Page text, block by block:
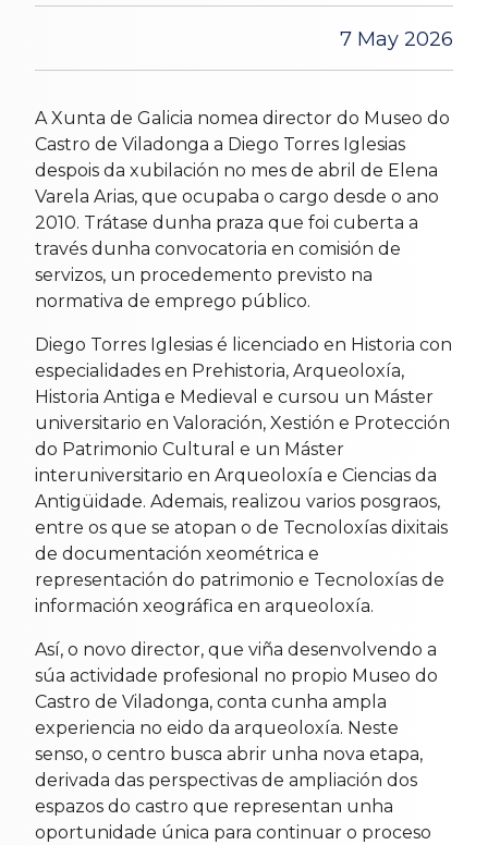
7 May 2026
A Xunta de Galicia nomea director do Museo do
Castro de Viladonga a Diego Torres Iglesias
despois da xubilación no mes de abril de Elena
Varela Arias, que ocupaba o cargo desde o ano
2010. Trátase dunha praza que foi cuberta a
través dunha convocatoria en comisión de
servizos, un procedemento previsto na
normativa de emprego público.
Diego Torres Iglesias é licenciado en Historia con
especialidades en Prehistoria, Arqueoloxía,
Historia Antiga e Medieval e cursou un Máster
universitario en Valoración, Xestión e Protección
do Patrimonio Cultural e un Máster
interuniversitario en Arqueoloxía e Ciencias da
Antigüidade. Ademais, realizou varios posgraos,
entre os que se atopan o de Tecnoloxías dixitais
de documentación xeométrica e
representación do patrimonio e Tecnoloxías de
información xeográfica en arqueoloxía.
Así, o novo director, que viña desenvolvendo a
súa actividade profesional no propio Museo do
Castro de Viladonga, conta cunha ampla
experiencia no eido da arqueoloxía. Neste
senso, o centro busca abrir unha nova etapa,
derivada das perspectivas de ampliación dos
espazos do castro que representan unha
oportunidade única para continuar o proceso